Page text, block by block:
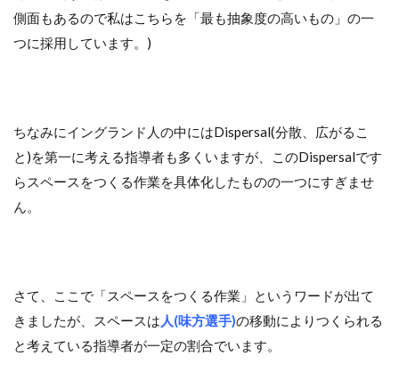
側面もあるので私はこちらを「最も抽象度の高いもの」の一
つに採用しています。)
ちなみにイングランド人の中にはDispersal(分散、広がるこ
と)を第一に考える指導者も多くいますが、このDispersalです
らスペースをつくる作業を具体化したものの一つにすぎませ
ん。
さて、ここで「スペースをつくる作業」というワードが出て
きましたが、スペースは 人(味方選手)の移動によりつくられる
と考えている指導者が一定の割合でいます。